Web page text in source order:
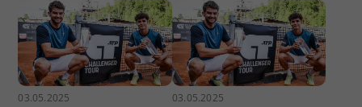
03.05.2025 03.05.2025